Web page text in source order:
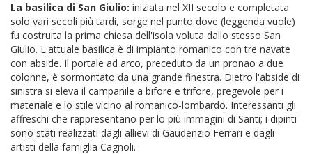
La basilica di San Giulio: iniziata nel XII secolo e completata
solo vari secoli più tardi, sorge nel punto dove (leggenda vuole)
fu costruita la prima chiesa dell'isola voluta dallo stesso San
Giulio. L'attuale basilica è di impianto romanico con tre navate
con abside. Il portale ad arco, preceduto da un pronao a due
colonne, è sormontato da una grande finestra. Dietro l'abside di
sinistra si eleva il campanile a bifore e trifore, pregevole per i
materiale e lo stile vicino al romanico-lombardo. Interessanti gli
affreschi che rappresentano per lo più immagini di Santi; i dipinti
sono stati realizzati dagli allievi di Gaudenzio Ferrari e dagli
artisti della famiglia Cagnoli.